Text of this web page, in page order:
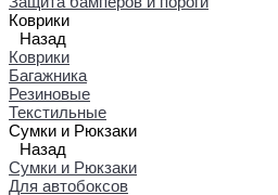
Коврики
Назад
Коврики
Багажника
Резиновые
Текстильные
Сумки и Рюкзаки
Назад
Сумки и Рюкзаки
Для автобоксов